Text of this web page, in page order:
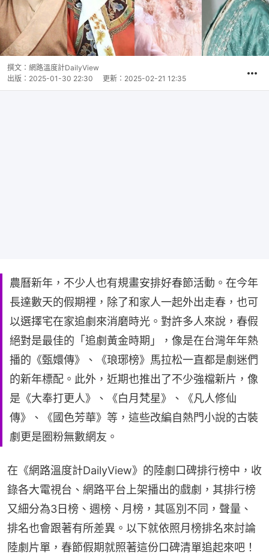
撰文： 網路溫度計DailyView
出版： 2025-01-30 22:30 更新： 2025-02-21 12:35
農曆新年，不少人也有規畫安排好春節活動。在今年
長達數天的假期裡，除了和家人一起外出走春，也可
以選擇宅在家追劇來消磨時光。對許多人來說，春假
絕對是最佳的「追劇黃金時期」，像是在台灣年年熱
播的《甄嬛傳》、《琅琊榜》馬拉松一直都是劇迷們
的新年標配。此外，近期也推出了不少強檔新片，像
是《大奉打更人》、《白月梵星》、《凡人修仙
傳》、《國色芳華》等，這些改編自熱門小說的古裝
劇更是圈粉無數網友。
在《網路溫度計DailyView》的陸劇口碑排行榜中，收
錄各大電視台、網路平台上架播出的戲劇，其排行榜
又細分為3日榜、週榜、月榜，其區別不同，聲量、
排名也會跟著有所差異。以下就依照月榜排名來討論
陸劇片單，春節假期就照著這份口碑清單追起來吧！